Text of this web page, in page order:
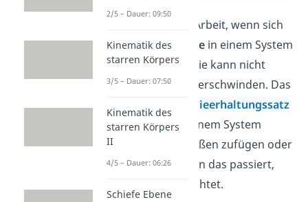
Du sprichst von Arbeit, wenn sich
dieEnergiemengein einem System
verändert. Energie kann nicht
entstehen oder verschwinden. Das
Energieerhaltungssatz
. Du kannst sie einem System
allerdings von außen zufügen oder
entnehmen. Wenn das passiert,
wird Arbeit verrichtet.
2/5 – Dauer: 09:50
Kinematik des
starren Körpers
3/5 – Dauer: 07:50
Kinematik des
starren Körpers
II
4/5 – Dauer: 06:26
Schiefe Ebene